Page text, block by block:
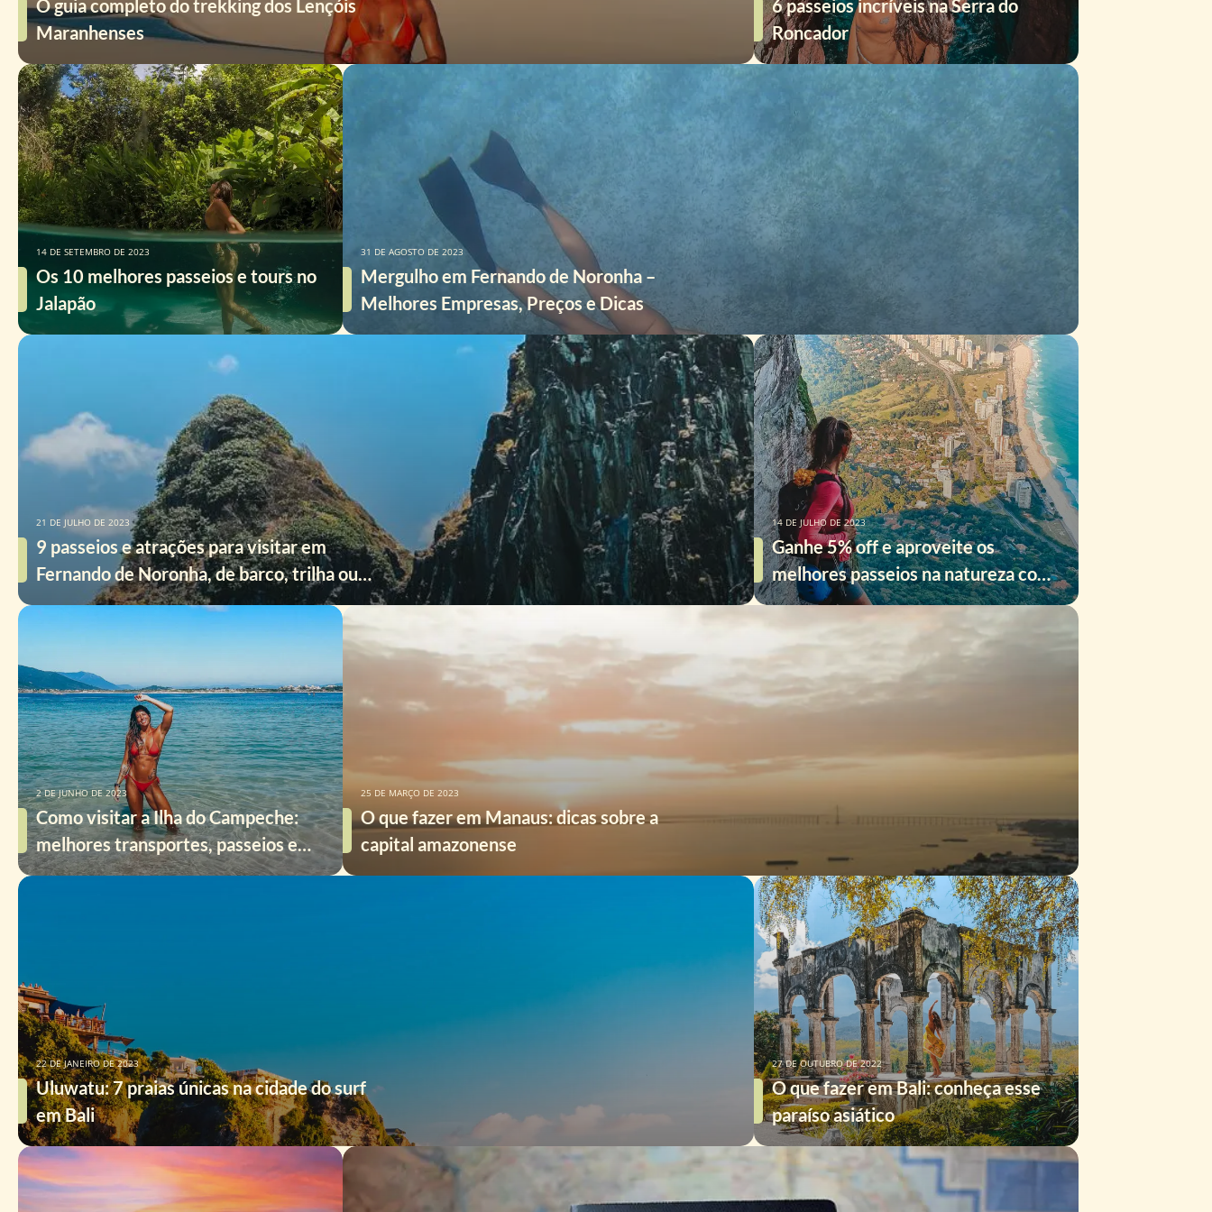
O guia completo do trekking dos Lençóis
Maranhenses
6 passeios incríveis na Serra do
Roncador
Os 10 melhores passeios e tours no
Jalapão
14 DE SETEMBRO DE 2023
Mergulho em Fernando de Noronha –
Melhores Empresas, Preços e Dicas
31 DE AGOSTO DE 2023
9 passeios e atrações para visitar em
Fernando de Noronha, de barco, trilha ou
mergulhando
21 DE JULHO DE 2023
Ganhe 5% off e aproveite os
melhores passeios na natureza com
o cupom Nattrip.
14 DE JULHO DE 2023
Como visitar a Ilha do Campeche:
melhores transportes, passeios e
preços
2 DE JUNHO DE 2023
O que fazer em Manaus: dicas sobre a
capital amazonense
25 DE MARÇO DE 2023
Uluwatu: 7 praias únicas na cidade do surf
em Bali
22 DE JANEIRO DE 2023
O que fazer em Bali: conheça esse
paraíso asiático
27 DE OUTUBRO DE 2022